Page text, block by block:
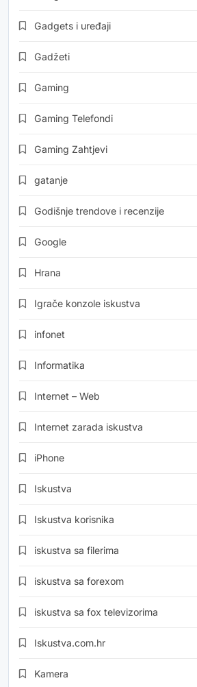
Gadgets i uređaji
Gadžeti
Gaming
Gaming Telefondi
Gaming Zahtjevi
gatanje
Godišnje trendove i recenzije
Google
Hrana
Igrače konzole iskustva
infonet
Informatika
Internet – Web
Internet zarada iskustva
iPhone
Iskustva
Iskustva korisnika
iskustva sa filerima
iskustva sa forexom
iskustva sa fox televizorima
Iskustva.com.hr
Kamera